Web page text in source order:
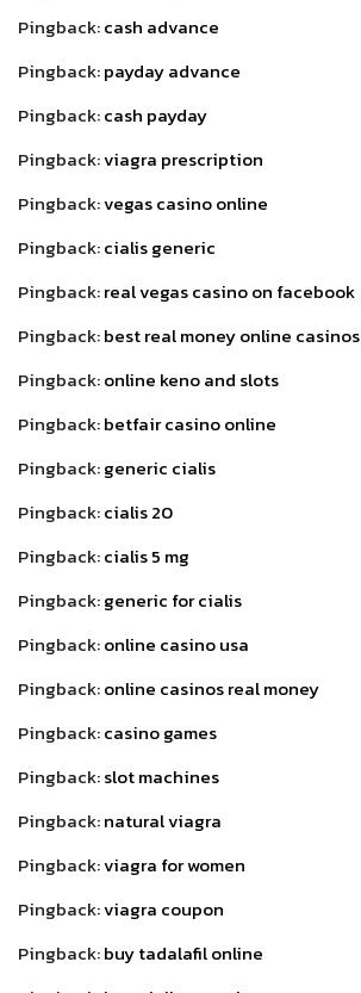
Pingback:cash advance
Pingback:payday advance
Pingback:cash payday
Pingback:viagra prescription
Pingback:vegas casino online
Pingback:cialis generic
Pingback:real vegas casino on facebook
Pingback:best real money online casinos
Pingback:online keno and slots
Pingback:betfair casino online
Pingback:generic cialis
Pingback:cialis 20
Pingback:cialis 5 mg
Pingback:generic for cialis
Pingback:online casino usa
Pingback:online casinos real money
Pingback:casino games
Pingback:slot machines
Pingback:natural viagra
Pingback:viagra for women
Pingback:viagra coupon
Pingback:buy tadalafil online